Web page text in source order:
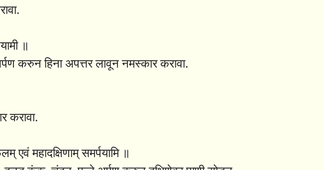
॥
करुन हिना अपत्तर लावून नमस्कार करावा.
करावा.
एवं महादक्षिणाम् समर्पयामि ॥